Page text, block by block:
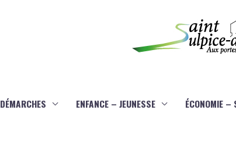
DÉMARCHES ENFANCE – JEUNESSE ÉCONOMIE